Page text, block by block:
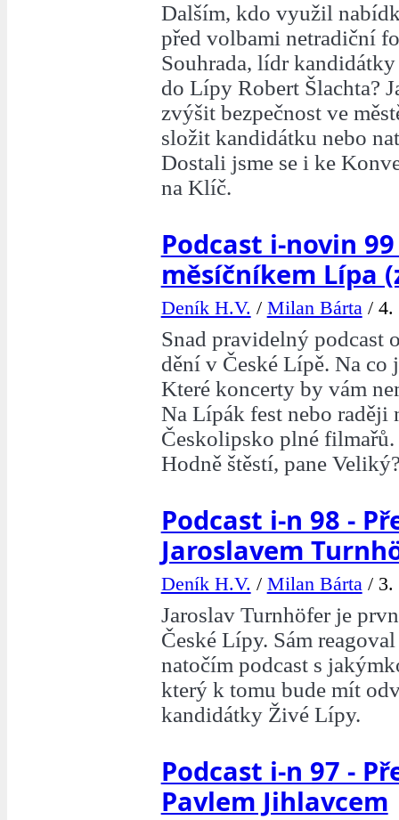
Dalším, kdo využil
před volbami netradiční
Souhrada, lídr
do Lípy Robert Šlachta?
zvýšit bezpečnost ve
složit kandidátku nebo
Dostali jsme se i ke
na Klíč.
Podcast i-novin
měsíčníkem Lípa
Deník H.V. / Milan Bárta/ 4.
Snad pravidelný podcast
dění v České Lípě. Na co
Které koncerty by vám
Na Lípák fest nebo raději
Českolipsko plné filmařů.
Hodně štěstí, pane
Podcast i-n 98 -
Jaroslavem
Deník H.V. / Milan Bárta/ 3.
Jaroslav Turnhöfer je
České Lípy. Sám
natočím podcast s
který k tomu bude mít
kandidátky Živé Lípy.
Podcast i-n 97 -
Pavlem Jihlavcem